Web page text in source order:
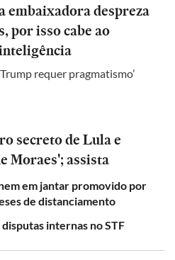
despreza
por isso cabe ao
requer pragmatismo’
secreto de Lula e
Moraes'; assista
em jantar promovido por
de distanciamento
internas no STF